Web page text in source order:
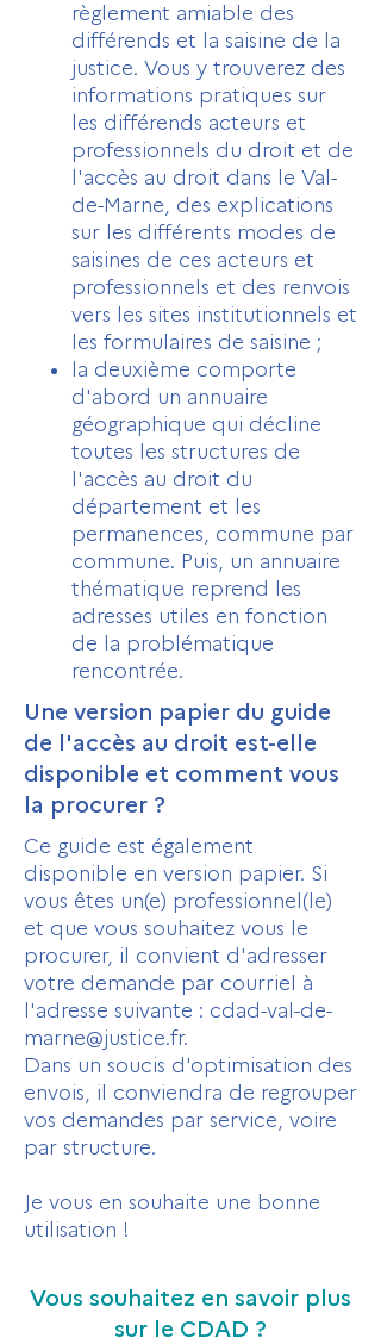
règlement amiable des
différends et la saisine de la
justice. Vous y trouverez des
informations pratiques sur
les différends acteurs et
professionnels du droit et de
l'accès au droit dans le Val-
de-Marne, des explications
sur les différents modes de
saisines de ces acteurs et
professionnels et des renvois
vers les sites institutionnels et
les formulaires de saisine ;
la deuxième comporte
d'abord un annuaire
géographique qui décline
toutes les structures de
l'accès au droit du
département et les
permanences, commune par
commune. Puis, un annuaire
thématique reprend les
adresses utiles en fonction
de la problématique
rencontrée.
Une version papier du guide
de l'accès au droit est-elle
disponible et comment vous
la procurer ?
Ce guide est également
disponible en version papier. Si
vous êtes un(e) professionnel(le)
et que vous souhaitez vous le
procurer, il convient d'adresser
votre demande par courriel à
l'adresse suivante : cdad-val-de-
marne@justice.fr.
Dans un soucis d'optimisation des
envois, il conviendra de regrouper
vos demandes par service, voire
par structure.
Je vous en souhaite une bonne
utilisation !
Vous souhaitez en savoir plus
sur le CDAD ?